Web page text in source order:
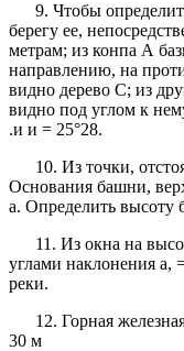
9. Чтобы
берегу ее,
метрам; из конпа А
направлению, на
видно дерево С; из
видно под углом к
.и и = 25°28.
10. Из точки,
Основания башни,
а. Определить высоту
11. Из окна на
углами наклонения а,
реки.
12. Горная
30 м